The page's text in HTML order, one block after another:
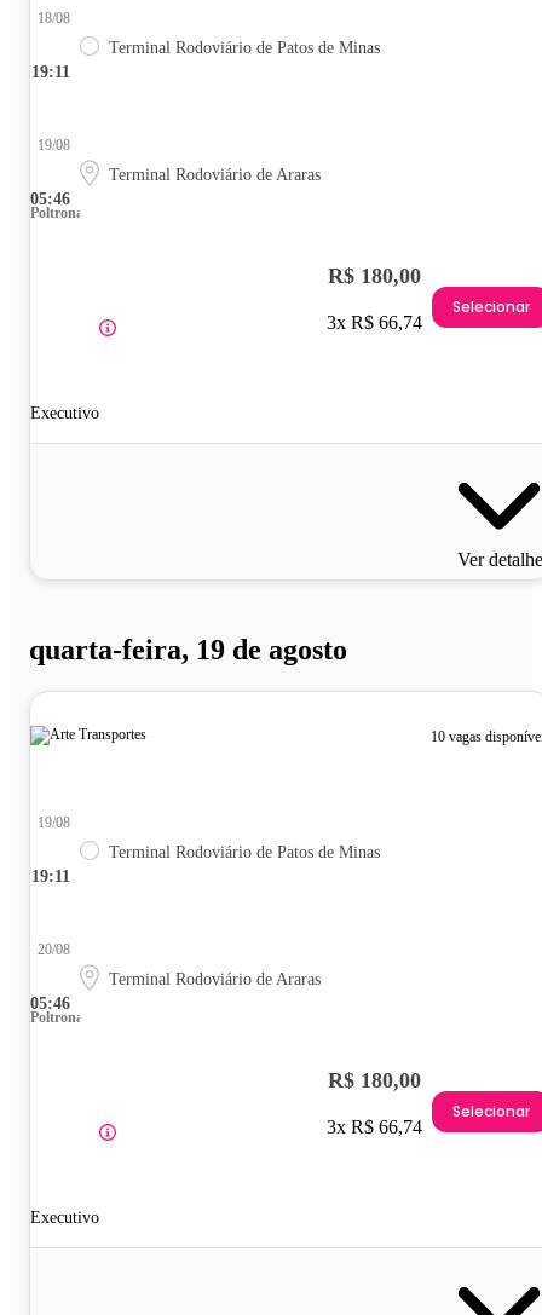
19:11
18/08
Terminal Rodoviário de Patos de Minas
05:46
19/08
Terminal Rodoviário de Araras
Poltrona
Executivo
R$ 180,00
3x R$ 66,74
Selecionar
Ver
quarta-feira, 19 de agosto
10 vagas
19:11
19/08
Terminal Rodoviário de Patos de Minas
05:46
20/08
Terminal Rodoviário de Araras
Poltrona
Executivo
R$ 180,00
3x R$ 66,74
Selecionar